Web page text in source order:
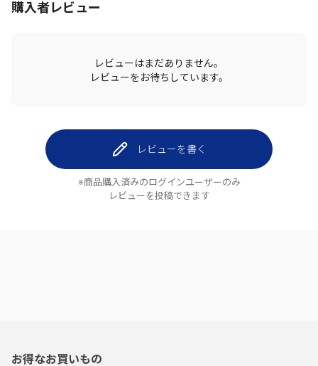
購入者レビュー
レビューはまだありません。
レビューをお待ちしています。
レビューを書く
※商品購入済みのログインユーザーのみ
レビューを投稿できます
お得なお買いもの